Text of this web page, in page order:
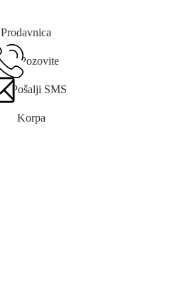
Prodavnica
Pozovite
Pošalji SMS
Korpa